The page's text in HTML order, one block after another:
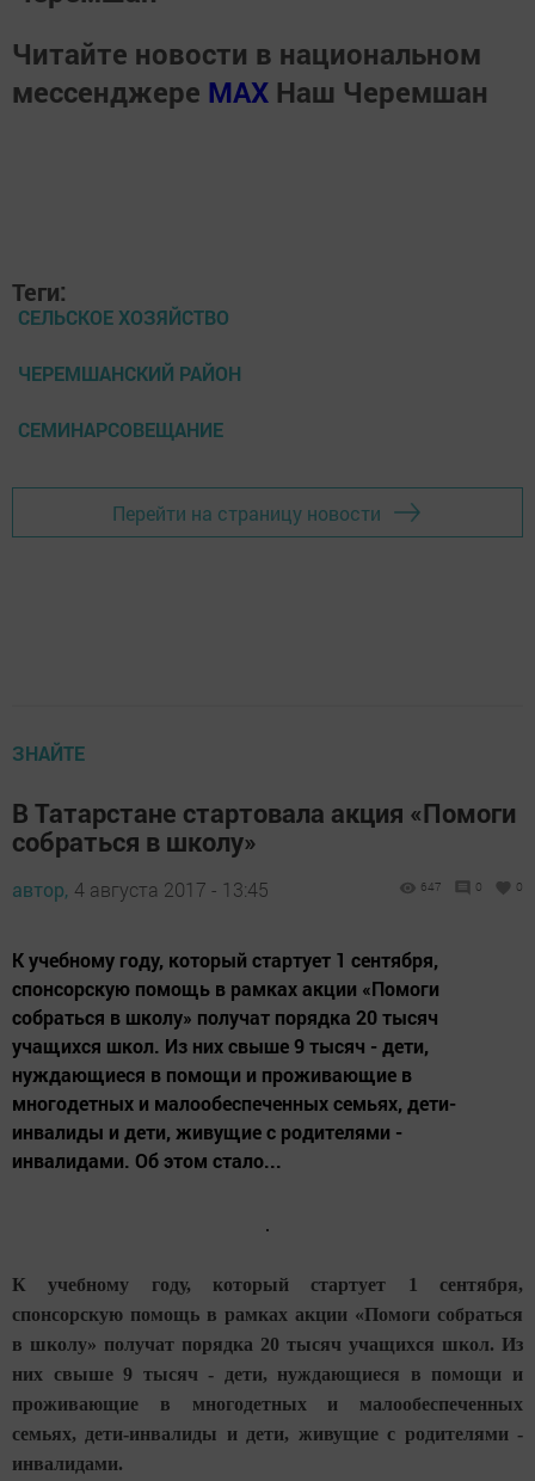
Читайте новости в национальном
мессенджере MАХ Наш Черемшан
Теги:
СЕЛЬСКОЕ ХОЗЯЙСТВО
ЧЕРЕМШАНСКИЙ РАЙОН
СЕМИНАРСОВЕЩАНИЕ
Перейти на страницу новости
ЗНАЙТЕ
В Татарстане стартовала акция «Помоги
собраться в школу»
автор, 4 августа 2017 - 13:45 647 0 0
К учебному году, который стартует 1 сентября,
спонсорскую помощь в рамках акции «Помоги
собраться в школу» получат порядка 20 тысяч
учащихся школ. Из них свыше 9 тысяч - дети,
нуждающиеся в помощи и проживающие в
многодетных и малообеспеченных семьях, дети-
инвалиды и дети, живущие с родителями -
инвалидами. Об этом стало...
К учебному году, который стартует 1 сентября,
спонсорскую помощь в рамках акции «Помоги собраться
в школу» получат порядка 20 тысяч учащихся школ. Из
них свыше 9 тысяч - дети, нуждающиеся в помощи и
проживающие в многодетных и малообеспеченных
семьях, дети-инвалиды и дети, живущие с родителями -
инвалидами.